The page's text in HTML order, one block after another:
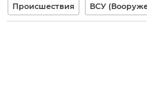
Происшествия ВСУ